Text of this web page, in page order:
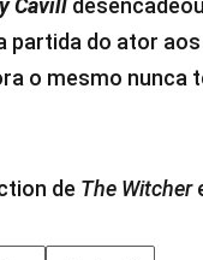
Cavill
partida do ator
o mesmo nunca
de The Witcher